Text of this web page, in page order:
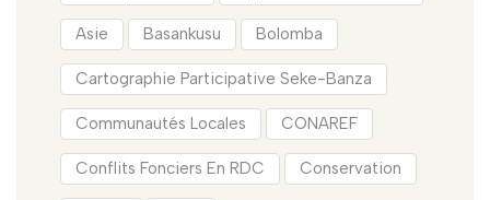
Asie Basankusu Bolomba
Cartographie Participative Seke-Banza
Communautés Locales CONAREF
Conflits Fonciers En RDC Conservation